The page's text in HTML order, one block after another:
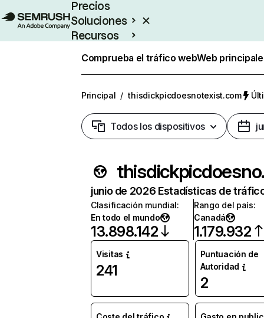
Precios
Soluciones
Recursos
Comprueba el tráfico webWeb
Principal / thisdickpicdoesnotexist.com
Todos los dispositivos
junio de 2026 Estadísticas de
Clasificación mundial:
En todo el mundo
13.898.142
Rango del país:
Canadá
1.179.932
Visitas
241
Puntuación de
Autoridad
2